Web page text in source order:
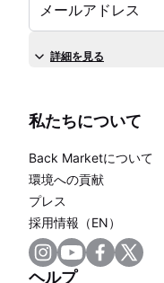
メールアドレス
詳細を見る
私たちについて
Back Marketについて
環境への貢献
プレス
採用情報（EN）
ヘルプ